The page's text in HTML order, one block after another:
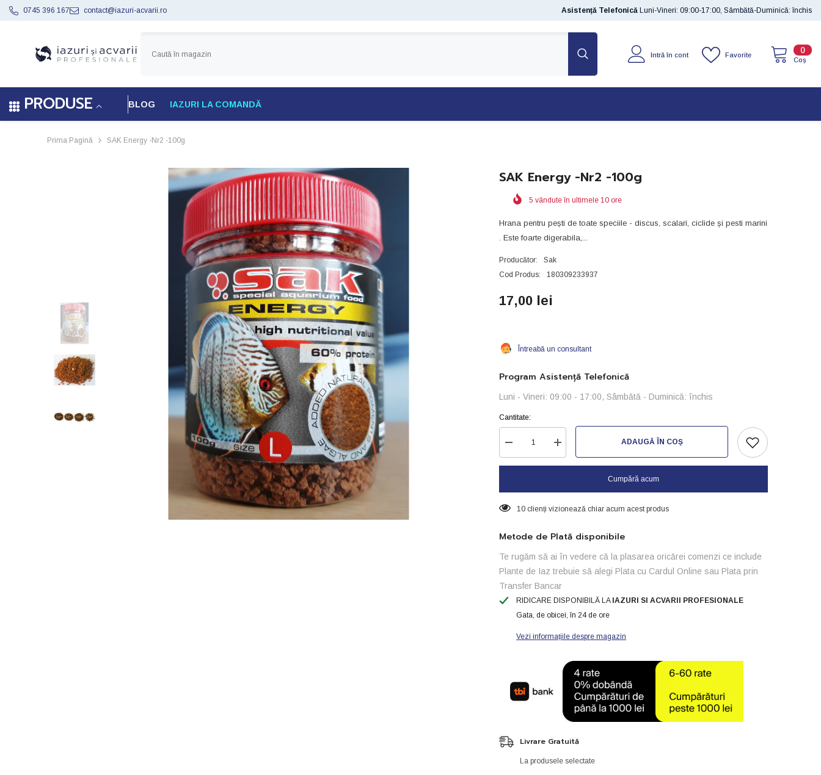
SARI LA CONȚINUT
0745 396 167 contact@iazuri-acvarii.ro Asistență Telefonică Luni-Vineri: 09:00-17:00, Sâmbătă-Duminică: închis
00
Coș
Favorite
Intră în cont
PRODUSE BLOG IAZURI LA COMANDĂ
Prima Pagină SAK Energy -nr2 -100g
SAK Energy -nr2 -100g
5 vândute în ultimele10 ore
Hrana pentru pești de toate speciile - discus, scalari, ciclide și pesti marini
. Este foarte digerabila,...
Producător:
Sak
Cod Produs:
180309233937
17,00 lei
Întreabă un consultant
Program Asistență Telefonică
Luni - Vineri: 09:00 - 17:00, Sâmbătă - Duminică: închis
Cantitate:
Reduceți
cantitatea
pentru
-
-100g
Creșteți
cantitatea
pentru
-
-100g
ADAUGĂ ÎN COȘ
Cumpără acum
10 clienți vizionează chiar acum acest produs
Metode de Plată disponibile
Te rugăm să ai în vedere că la plasarea oricărei comenzi ce include
Plante de Iaz trebuie să alegi Plata cu Cardul Online sau Plata prin
Transfer Bancar
RIDICARE DISPONIBILĂ LA IAZURI SI ACVARII PROFESIONALE
Gata, de obicei, în 24 de ore
Vezi informațiile despre magazin
Livrare Gratuită
La produsele selectate